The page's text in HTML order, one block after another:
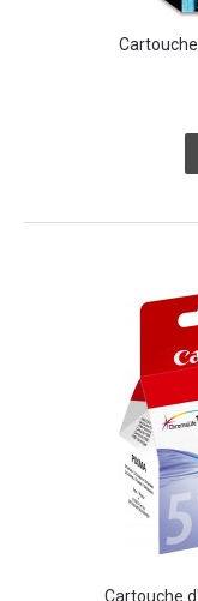
Cartouche
Cartouche